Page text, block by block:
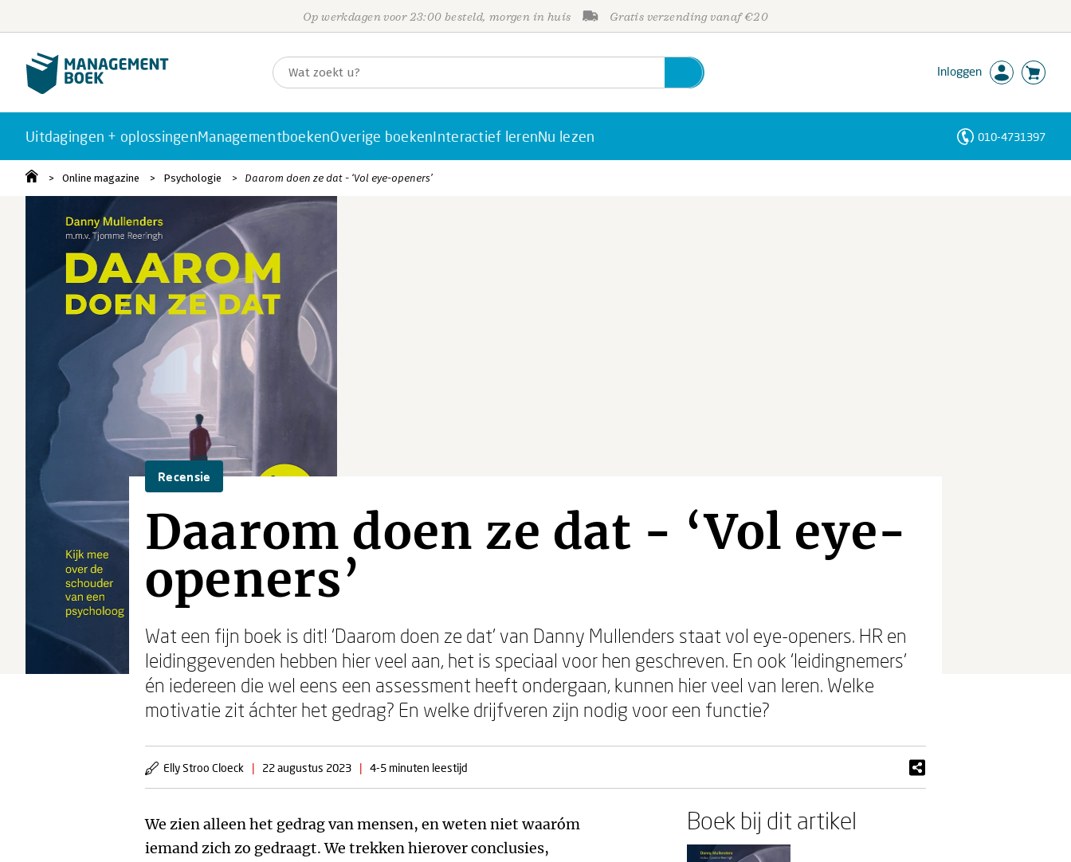
Op werkdagen voor 23:00 besteld, morgen in huis Gratis verzending vanaf €20
Inloggen
Uitdagingen + oplossingenManagementboekenOverige boekenInteractief lerenNu lezen 010-4731397
Online magazine Psychologie Daarom doen ze dat - ‘Vol eye-openers’
Recensie
Daarom doen ze dat - ‘Vol eye-
openers’
Wat een fijn boek is dit! ‘Daarom doen ze dat’ van Danny Mullenders staat vol eye-openers. HR en
leidinggevenden hebben hier veel aan, het is speciaal voor hen geschreven. En ook ‘leidingnemers’
én iedereen die wel eens een assessment heeft ondergaan, kunnen hier veel van leren. Welke
motivatie zit áchter het gedrag? En welke drijfveren zijn nodig voor een functie?
Elly Stroo Cloeck | 22 augustus 2023 | 4-5 minuten leestijd
We zien alleen het gedrag van mensen, en weten niet waaróm
iemand zich zo gedraagt. We trekken hierover conclusies,
Boek bij dit artikel
Personen